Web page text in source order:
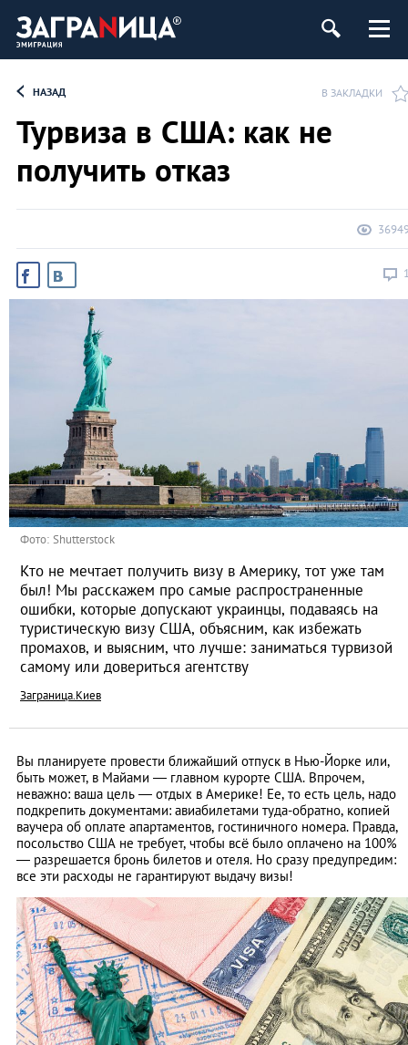
НАЗАД В ЗАКЛАДКИ
Турвиза в США: как не
получить отказ
Фото: Shutterstock
Кто не мечтает получить визу в Америку, тот уже там
был! Мы расскажем про самые распространенные
ошибки, которые допускают украинцы, подаваясь на
туристическую визу США, объясним, как избежать
промахов, и выясним, что лучше: заниматься турвизой
самому или довериться агентству
Заграница.Киев
Вы планируете провести ближайший отпуск в Нью-Йорке или,
быть может, в Майами — главном курорте США. Впрочем,
неважно: ваша цель — отдых в Америке! Ее, то есть цель, надо
подкрепить документами: авиабилетами туда-обратно, копией
ваучера об оплате апартаментов, гостиничного номера. Правда,
посольство США не требует, чтобы всё было оплачено на 100%
— разрешается бронь билетов и отеля. Но сразу предупредим:
все эти расходы не гарантируют выдачу визы!